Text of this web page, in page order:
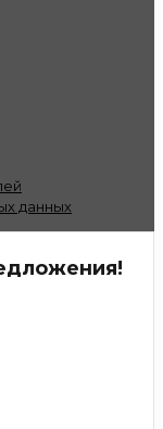
данных